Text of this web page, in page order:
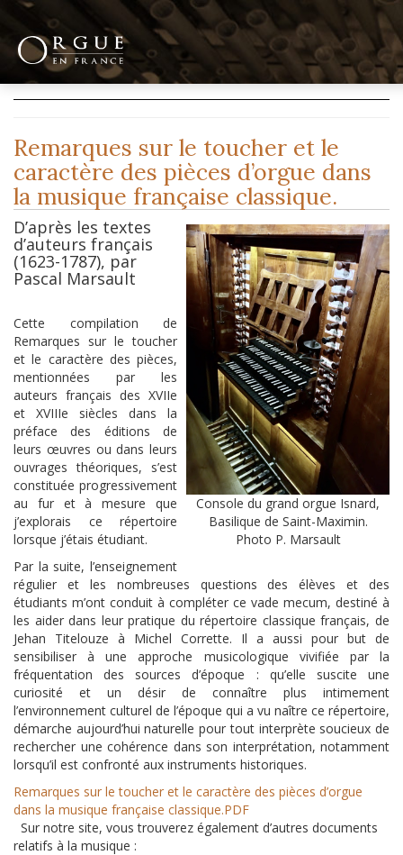
Remarques sur le toucher et le
caractère des pièces d’orgue dans
la musique française classique.
Console du grand orgue Isnard,
Basilique de Saint-Maximin.
Photo P. Marsault
D’après les textes
d’auteurs français
(1623-1787), par
Pascal Marsault
Cette compilation de
Remarques sur le toucher
et le caractère des pièces,
mentionnées par les
auteurs français des XVIIe
et XVIIIe siècles dans la
préface des éditions de
leurs œuvres ou dans leurs
ouvrages théoriques, s’est
constituée progressivement
au fur et à mesure que
j’explorais ce répertoire
lorsque j’étais étudiant.
Par la suite, l’enseignement
régulier et les nombreuses questions des élèves et des
étudiants m’ont conduit à compléter ce vade mecum, destiné à
les aider dans leur pratique du répertoire classique français, de
Jehan Titelouze à Michel Corrette. Il a aussi pour but de
sensibiliser à une approche musicologique vivifiée par la
fréquentation des sources d’époque : qu’elle suscite une
curiosité et un désir de connaître plus intimement
l’environnement culturel de l’époque qui a vu naître ce répertoire,
démarche aujourd’hui naturelle pour tout interprète soucieux de
rechercher une cohérence dans son interprétation, notamment
lorsqu’il est confronté aux instruments historiques.
Remarques sur le toucher et le caractère des pièces d’orgue
dans la musique française classique.PDF
Sur notre site, vous trouverez également d’autres documents
relatifs à la musique :